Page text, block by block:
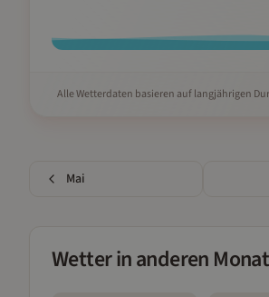
Alle Wetterdaten basieren auf langjährigen
Mai
Wetter in anderen